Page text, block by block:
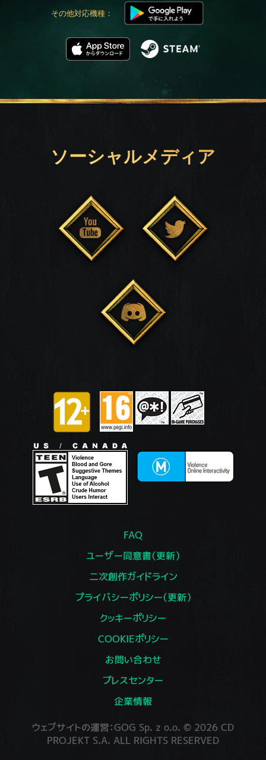
その他対応機種：
ソーシャルメディア
FAQ
ユーザー同意書（更新）
二次創作ガイドライン
プライバシーポリシー（更新）
クッキーポリシー
COOKIEポリシー
お問い合わせ
プレスセンター
企業情報
ウェブサイトの運営：GOG Sp. z o.o. © 2026 CD
PROJEKT S.A. ALL RIGHTS RESERVED